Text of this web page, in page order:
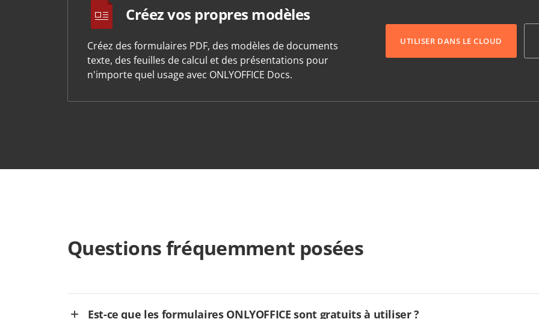
Créez vos propres modèles
Créez des formulaires PDF, des modèles de documents
texte, des feuilles de calcul et des présentations pour
n'importe quel usage avec ONLYOFFICE Docs.
UTILISER DANS LE CLOUD
Questions fréquemment posées
Est-ce que les formulaires ONLYOFFICE sont gratuits à utiliser ?